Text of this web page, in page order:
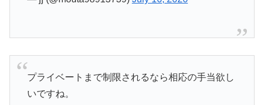
プライベートまで制限されるなら相応の手当欲し
いですね。